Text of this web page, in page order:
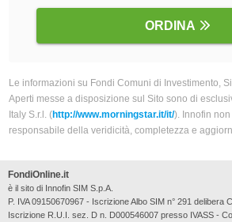
ORDINA
Le informazioni su Fondi Comuni di Investimento,
Aperti messe a disposizione sul Sito sono di
Italy S.r.l. (http://www.morningstar.it/it/). Innofin
responsabile della veridicità, completezza e
FondiOnline.it
è il sito di Innofin SIM S.p.A.
P. IVA 09150670967 - Iscrizione Albo SIM n° 291 delibera
Iscrizione R.U.I. sez. D n. D000546007 presso IVASS -